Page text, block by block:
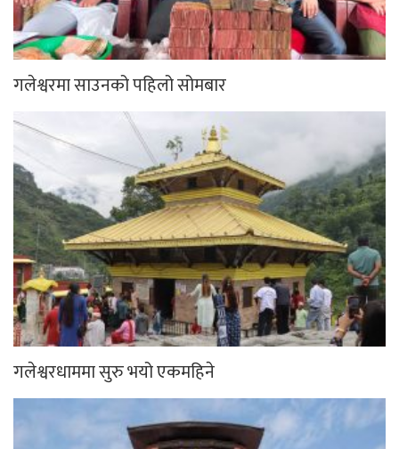
गलेश्वरमा साउनको पहिलो सोमबार
गलेश्वरधाममा सुरु भयो एकमहिने